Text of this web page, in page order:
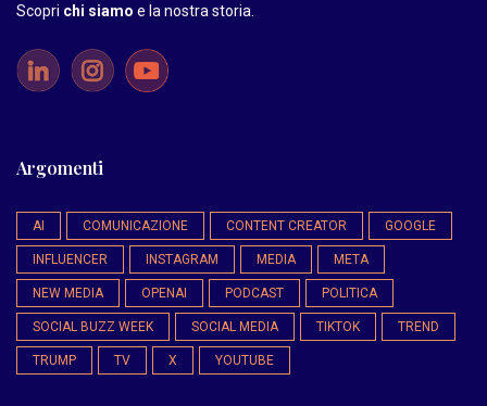
Scopri chi siamo e la nostra storia
Argomenti
AI COMUNICAZIONE CONTENT CREATOR GOOGLE
INFLUENCER INSTAGRAM MEDIA META
NEW MEDIA OPENAI PODCAST POLITICA
SOCIAL BUZZ WEEK SOCIAL MEDIA TIKTOK TREND
TRUMP TV X YOUTUBE